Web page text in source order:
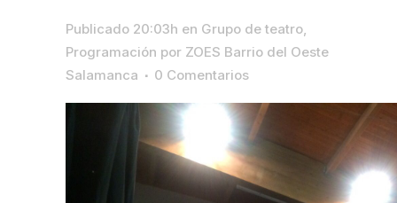
Publicado 20:03h en Grupo de teatro,
Programación por ZOES Barrio del Oeste
Salamanca
0 Comentarios